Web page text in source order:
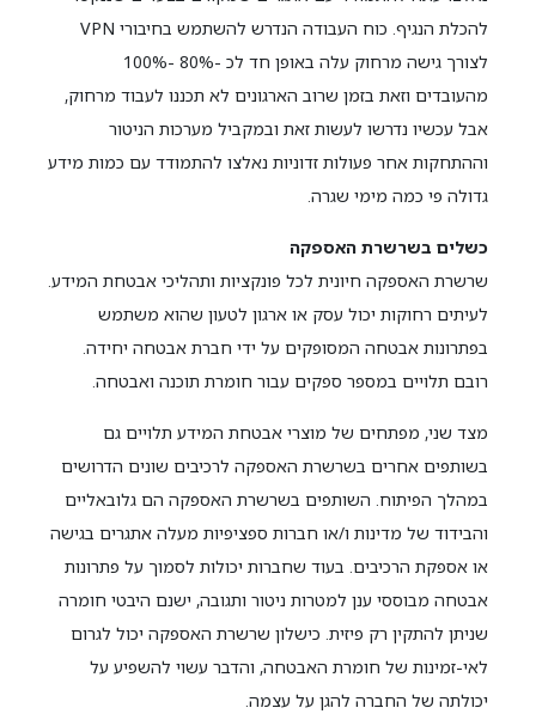
להכלת הנגיף. כוח העבודה הנדרש להשתמש בחיבורי VPN
לצורך גישה מרחוק עלה באופן חד לכ -80% -100%
מהעובדים וזאת בזמן שרוב הארגונים לא תכננו לעבוד מרחוק,
אבל עכשיו נדרשו לעשות זאת ובמקביל מערכות הניטור
וההתחקות אחר פעולות זדוניות נאלצו להתמודד עם כמות מידע
גדולה פי כמה מימי שגרה.
כשלים בשרשרת האספקה
שרשרת האספקה חיונית לכל פונקציות ותהליכי אבטחת המידע.
לעיתים רחוקות יכול עסק או ארגון לטעון שהוא משתמש
בפתרונות אבטחה המסופקים על ידי חברת אבטחה יחידה.
רובם תלויים במספר ספקים עבור חומרת תוכנה ואבטחה.
מצד שני, מפתחים של מוצרי אבטחת המידע תלויים גם
בשותפים אחרים בשרשרת האספקה לרכיבים שונים הדרושים
במהלך הפיתוח. השותפים בשרשרת האספקה הם גלובאליים
והבידוד של מדינות ו/או חברות ספציפיות מעלה אתגרים בגישה
או אספקת הרכיבים. בעוד שחברות יכולות לסמוך על פתרונות
אבטחה מבוססי ענן למטרות ניטור ותגובה, ישנם היבטי חומרה
שניתן להתקין רק פיזית. כישלון שרשרת האספקה יכול לגרום
לאי-זמינות של חומרת האבטחה, והדבר עשוי להשפיע על
יכולתה של החברה להגן על עצמה.